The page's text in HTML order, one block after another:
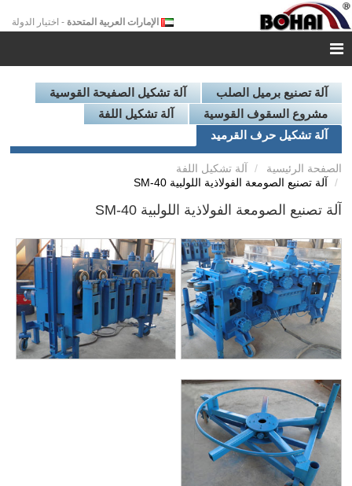
الإمارات العربية المتحدة - اختيار الدولة
آلة تصنيع برميل الصلب
آلة تشكيل الصفيحة القوسية
مشروع السقوف القوسية
آلة تشكيل اللفة
آلة تشكيل حرف القرميد
الصفحة الرئيسية
آلة تشكيل اللفة
آلة تصنيع الصومعة الفولاذية اللولبية SM-40
آلة تصنيع الصومعة الفولاذية اللولبية SM-40